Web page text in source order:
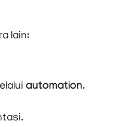
lain:
automation.